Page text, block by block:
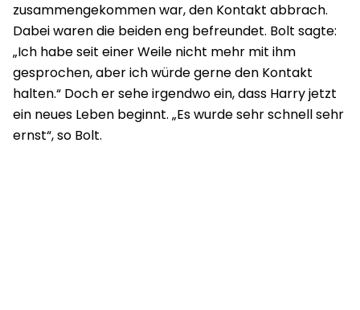
zusammengekommen war, den Kontakt abbrach.
Dabei waren die beiden eng befreundet. Bolt sagte:
„Ich habe seit einer Weile nicht mehr mit ihm
gesprochen, aber ich würde gerne den Kontakt
halten.“ Doch er sehe irgendwo ein, dass Harry jetzt
ein neues Leben beginnt. „Es wurde sehr schnell sehr
ernst“, so Bolt.